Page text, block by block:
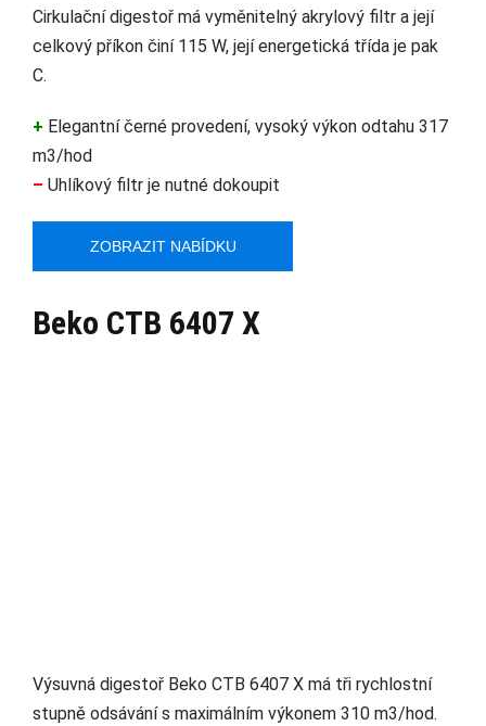
Cirkulační digestoř má vyměnitelný akrylový filtr a její
celkový příkon činí 115 W, její energetická třída je pak
C.
+ Elegantní černé provedení, vysoký výkon odtahu 317
m3/hod
– Uhlíkový filtr je nutné dokoupit
ZOBRAZIT NABÍDKU
Beko CTB 6407 X
Výsuvná digestoř Beko CTB 6407 X má tři rychlostní
stupně odsávání s maximálním výkonem 310 m3/hod.